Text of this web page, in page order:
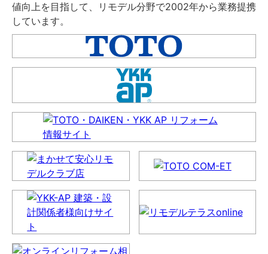
値向上を目指して、リモデル分野で2002年から業務提携
しています。